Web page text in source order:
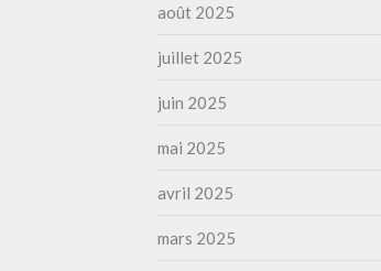
août 2025
juillet 2025
juin 2025
mai 2025
avril 2025
mars 2025